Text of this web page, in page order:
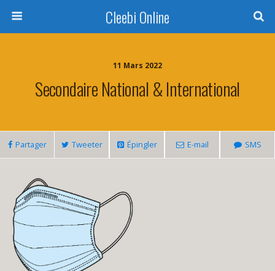
Cleebi Online
11 Mars 2022
Secondaire National & International
Partager Tweeter Épingler E-mail SMS